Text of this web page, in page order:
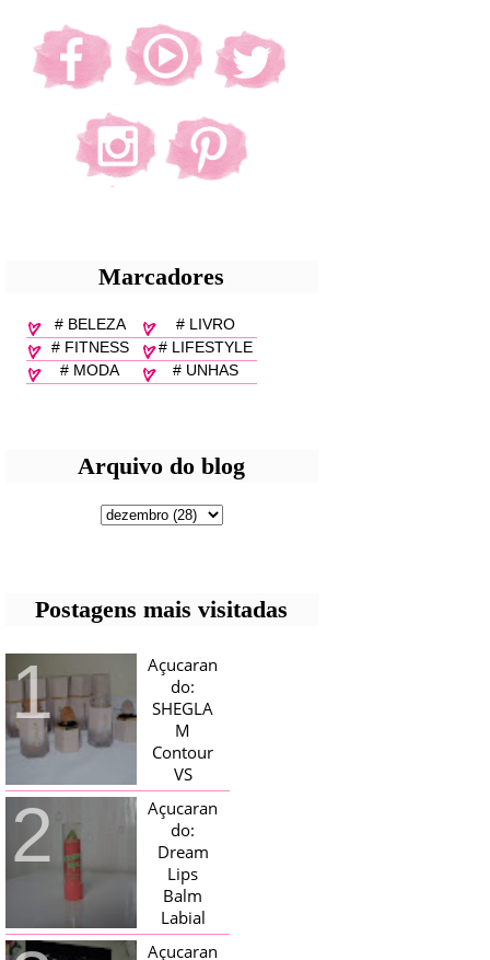
Marcadores
# BELEZA
# LIVRO
# FITNESS
# LIFESTYLE
# MODA
# UNHAS
Arquivo do blog
Postagens mais visitadas
Açucaran
do:
SHEGLA
M
Contour
VS
Bronzer!
HELLO AÇUCARADAS, E NESTE
MÊS CHEGOU AQUI EM CASA UMA
CAIXA RECHEADA DE SHEGLAM,
TINHA BLUSH, ILUMINADORES E
TODOS OS BRONZER E
CONTORNOS ...
Açucaran
do:
Dream
Lips
Balm
Labial
Magico
Açucaran